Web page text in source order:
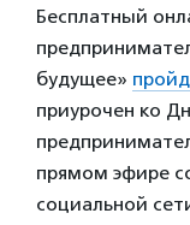
Бесплатный
будущее»
приурочен ко
прямом эфире
социальной